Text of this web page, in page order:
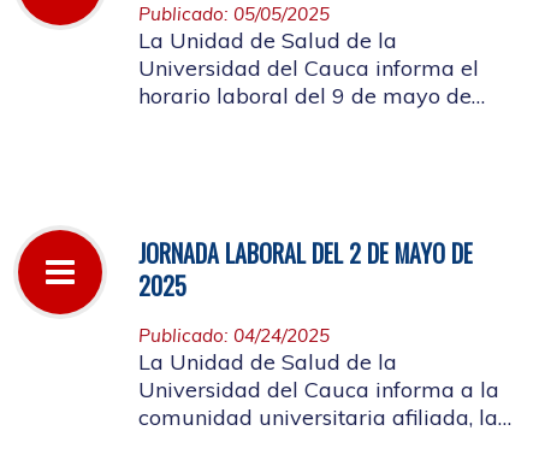
Publicado: 05/05/2025
La Unidad de Salud de la
Universidad del Cauca informa el
horario laboral del 9 de mayo de
JORNADA LABORAL DEL 2 DE MAYO DE
2025
Publicado: 04/24/2025
La Unidad de Salud de la
Universidad del Cauca informa a la
comunidad universitaria afiliada, la